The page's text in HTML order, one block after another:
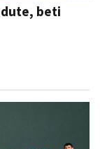
beti